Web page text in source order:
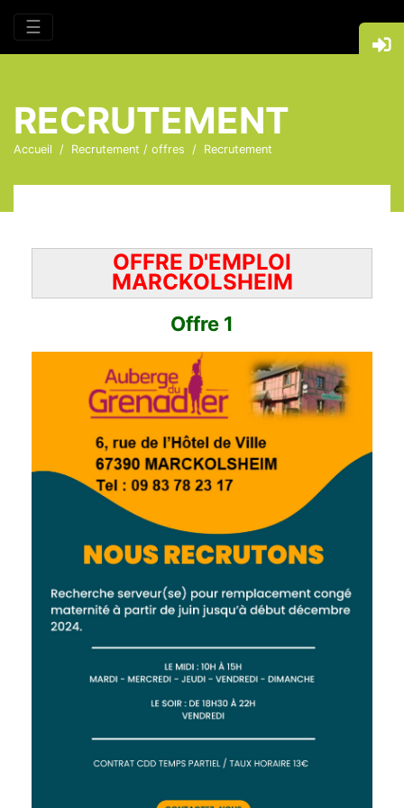
☰
RECRUTEMENT
Accueil Recrutement / offres Recrutement
OFFRE D'EMPLOI
MARCKOLSHEIM
Offre 1